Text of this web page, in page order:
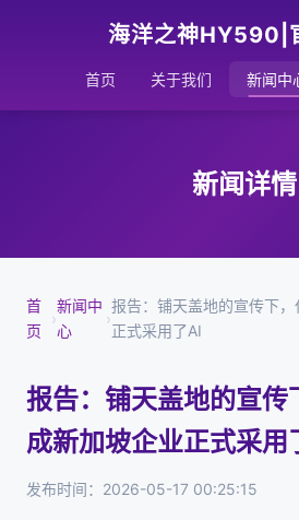
海洋之神HY590|
首页 关于我们 新闻中
新闻详情
首
页
›
新闻中
心
›
报告：铺天盖地的宣传下
正式采用了AI
报告：铺天盖地的宣传
成新加坡企业正式采用
发布时间：2026-05-17 00:25:15